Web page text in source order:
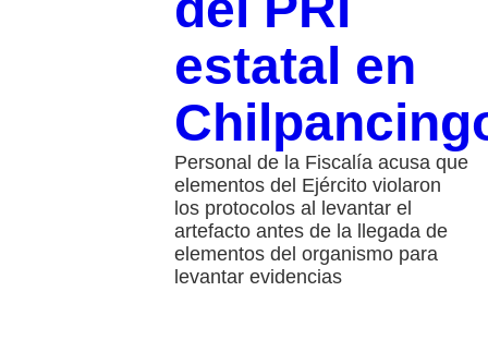
estatal en
Personal de la Fiscalía acusa que
elementos del Ejército violaron
los protocolos al levantar el
artefacto antes de la llegada de
elementos del organismo para
levantar evidencias